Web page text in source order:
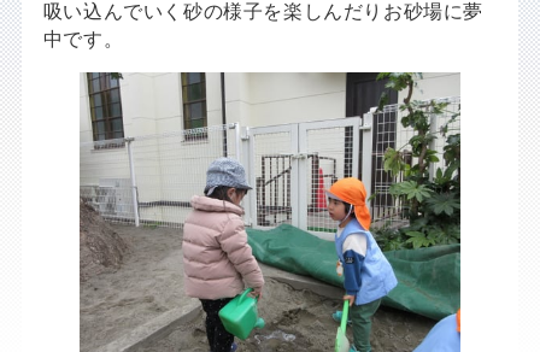
吸い込んでいく砂の様子を楽しんだりお砂場に夢
中です。